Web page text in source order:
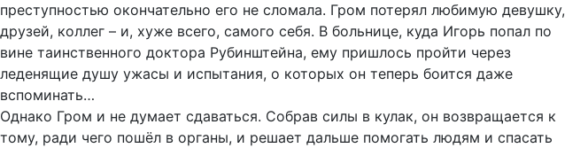
преступностью окончательно его не сломала. Гром потерял любимую девушку,
друзей, коллег – и, хуже всего, самого себя. В больнице, куда Игорь попал по
вине таинственного доктора Рубинштейна, ему пришлось пройти через
леденящие душу ужасы и испытания, о которых он теперь боится даже
вспоминать…
Однако Гром и не думает сдаваться. Собрав силы в кулак, он возвращается к
тому, ради чего пошёл в органы, и решает дальше помогать людям и спасать